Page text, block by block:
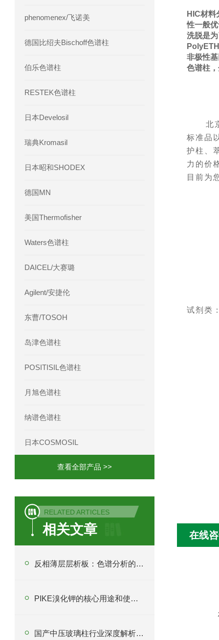
phenomenex/飞诺美
德国比绍夫Bischoff色谱柱
伯乐色谱柱
RESTEK色谱柱
日本Develosil
瑞典Kromasil
日本昭和SHODEX
德国MN
美国Thermofisher
Waters色谱柱
DAICEL/大赛璐
Agilent/安捷伦
东曹/TOSOH
岛津色谱柱
POSITISIL色谱柱
月旭色谱柱
纳谱色谱柱
日本COSMOSIL
查看全部产品 >>
RELATED ARTICLES
相关文章
反相薄层层析板：色谱分析的“魔法师”
PIKE溴化钾的核心用途和使用注意事项
国产中压玻璃柱行业深度解析与采购指南
HIC材
性一般
洗脱是
非极性
色谱柱
北
标准品
护柱、
力的价
目前为
试剂类
在线